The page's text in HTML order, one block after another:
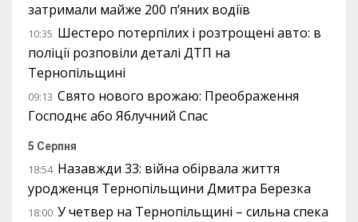
затримали майже 200 п’яних водіїв
10:35 Шестеро потерпілих і розтрощені авто: в
поліції розповіли деталі ДТП на
Тернопільщині
09:13 Свято нового врожаю: Преображення
Господнє або Яблучний Спас
5 Серпня
18:54 Назавжди 33: війна обірвала життя
уродженця Тернопільщини Дмитра Березка
18:00 У четвер на Тернопільщині – сильна спека